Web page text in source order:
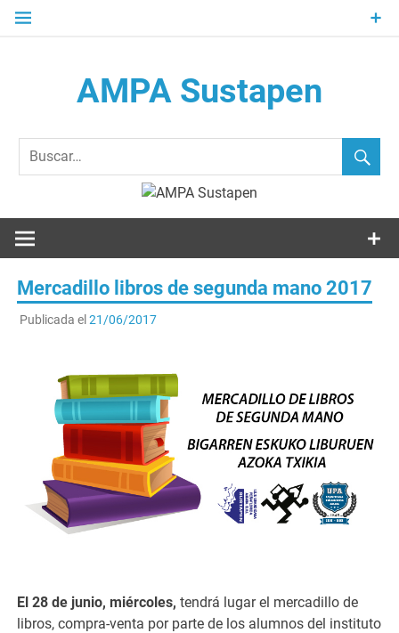
Saltar
AMPA Sustapen
Elkartea Asociación de Padres-Madres de Alumnos del I.E.S.
Mercadillo libros de segunda mano 2017
Publicada el 21/06/2017
El 28 de junio, miércoles, tendrá lugar el mercadillo de
libros, compra-venta por parte de los alumnos del instituto